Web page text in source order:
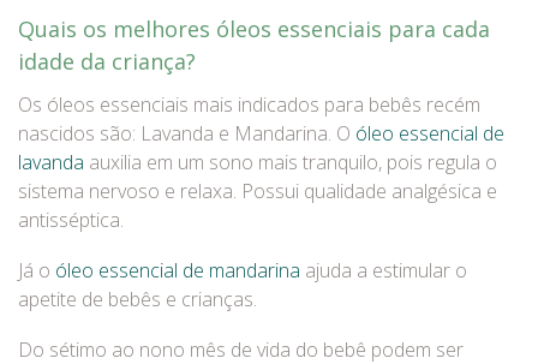
Quais os melhores óleos essenciais para cada
idade da criança?
Os óleos essenciais mais indicados para bebês recém
nascidos são: Lavanda e Mandarina. O óleo essencial de
lavanda auxilia em um sono mais tranquilo, pois regula o
sistema nervoso e relaxa. Possui qualidade analgésica e
antisséptica.
Já o óleo essencial de mandarina ajuda a estimular o
apetite de bebês e crianças.
Do sétimo ao nono mês de vida do bebê podem ser